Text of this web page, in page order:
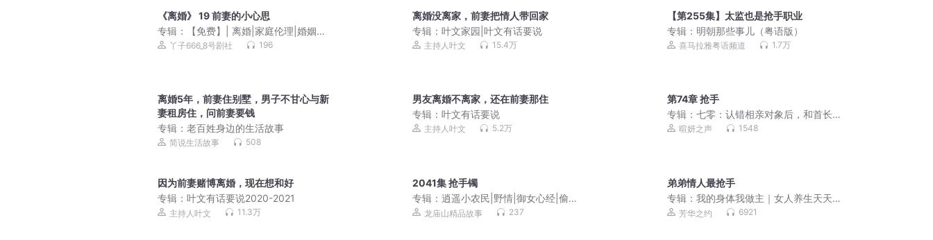
《离婚》 19 前妻的小心思
专辑：
【免费】| 离婚|家庭伦理|婚姻生
活 丫子666_8号剧社 196
离婚没离家，前妻把情人带回家
专辑：叶文家园|叶文有话要说
主持人叶文 15.4万
【第255集】太监也是抢手职业
专辑： 明朝那些事儿（粤语版）
喜马拉雅粤语频道 1.7万
离婚5年，前妻住别墅，男子不甘心与新
妻租房住，问前妻要钱
专辑： 老百姓身边的生活故事
简说生活故事 508
男友离婚不离家，还在前妻那住
专辑：叶文有话要说
主持人叶文 5.2万
第74章 抢手
专辑：七零：认错相亲对象后，和首长
闪婚了丨神医丨大女主
暄妍之声 1548
因为前妻赌博离婚，现在想和好
专辑： 叶文有话要说2020-2021
主持人叶文 11.3万
2041集 抢手镯
专辑：逍遥小农民|野情|御女心经|偷香
高手|爽文多女主
龙庙山精品故事 237
弟弟情人最抢手
专辑：我的身体我做主｜女人养生天天
讲 芳华之约 6921